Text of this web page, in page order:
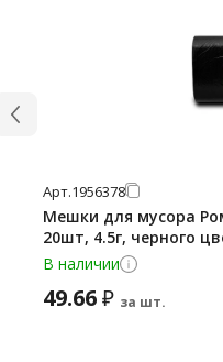
Арт.1956378
Мешки для мусора
20шт, 4.5г, черного
В наличии
49.66₽ за шт.